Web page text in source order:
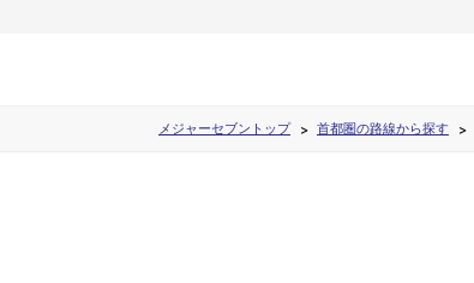
メジャーセブントップ 首都圏の路線から探す